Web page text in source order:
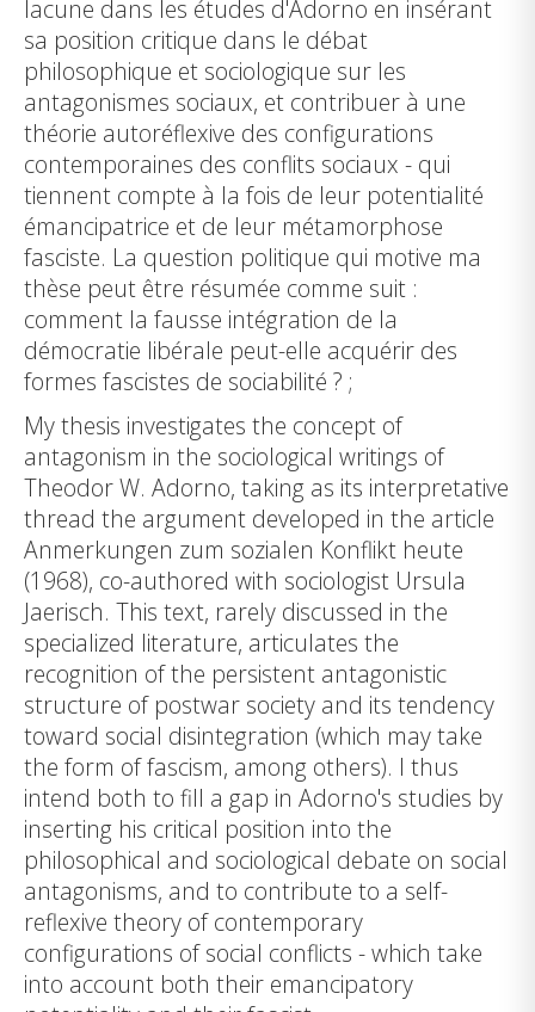
lacune dans les études d'Adorno en insérant
sa position critique dans le débat
philosophique et sociologique sur les
antagonismes sociaux, et contribuer à une
théorie autoréflexive des configurations
contemporaines des conflits sociaux - qui
tiennent compte à la fois de leur potentialité
émancipatrice et de leur métamorphose
fasciste. La question politique qui motive ma
thèse peut être résumée comme suit :
comment la fausse intégration de la
démocratie libérale peut-elle acquérir des
formes fascistes de sociabilité ? ;
My thesis investigates the concept of
antagonism in the sociological writings of
Theodor W. Adorno, taking as its interpretative
thread the argument developed in the article
Anmerkungen zum sozialen Konflikt heute
(1968), co-authored with sociologist Ursula
Jaerisch. This text, rarely discussed in the
specialized literature, articulates the
recognition of the persistent antagonistic
structure of postwar society and its tendency
toward social disintegration (which may take
the form of fascism, among others). I thus
intend both to fill a gap in Adorno's studies by
inserting his critical position into the
philosophical and sociological debate on social
antagonisms, and to contribute to a self-
reflexive theory of contemporary
configurations of social conflicts - which take
into account both their emancipatory